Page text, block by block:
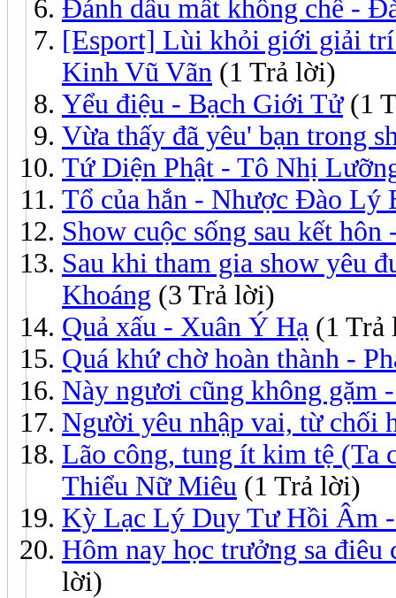
Đánh dấu mất khống chế -
[Esport] Lùi khỏi giới giải trí
Kinh Vũ Vãn (1 Trả lời)
Yểu điệu - Bạch Giới Tử(1
Vừa thấy đã yêu' bạn trong
Tứ Diện Phật - Tô Nhị
Tổ của hắn - Nhược Đào Lý
Show cuộc sống sau kết
Sau khi tham gia show yêu
Khoáng (3 Trả lời)
Quả xấu - Xuân Ý Hạ (1 Trả
Quá khứ chờ hoàn thành -
Này ngươi cũng không gặm
Người yêu nhập vai, từ chối
Lão công, tung ít kim tệ
Thiểu Nữ Miêu (1 Trả lời)
Kỳ Lạc Lý Duy Tư Hồi Âm
Hôm nay học trưởng sa
lời)